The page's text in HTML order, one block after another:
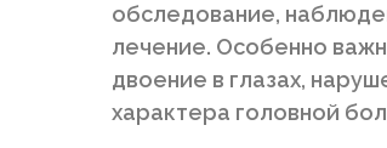
обследование,
лечение. Особенно
двоение в глазах,
характера головной